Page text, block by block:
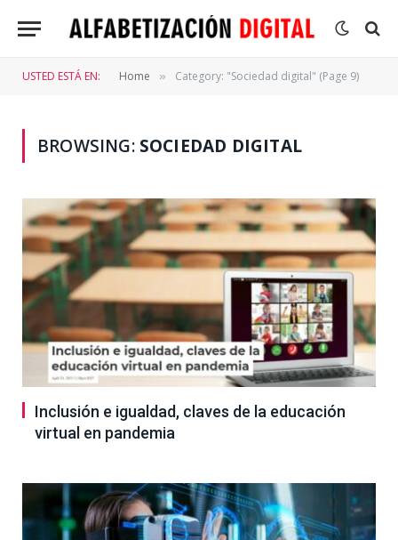
USTED ESTÁ EN: Home » Category: "Sociedad digital" (Page 9)
BROWSING: SOCIEDAD DIGITAL
Inclusión e igualdad, claves de la educación
virtual en pandemia